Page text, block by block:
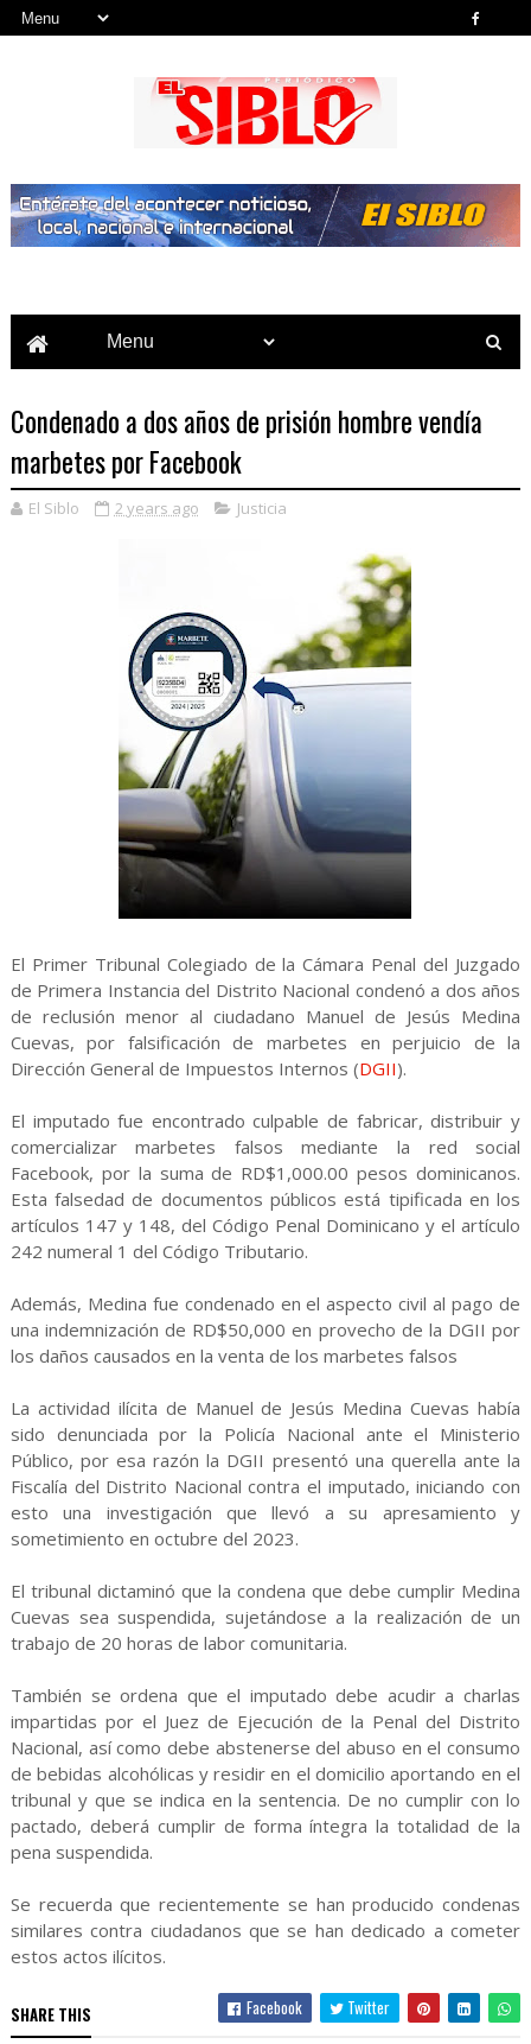
Condenado a dos años de prisión hombre vendía
marbetes por Facebook
El Siblo 2 years ago Justicia
El Primer Tribunal Colegiado de la Cámara Penal del Juzgado
de Primera Instancia del Distrito Nacional condenó a dos años
de reclusión menor al ciudadano Manuel de Jesús Medina
Cuevas, por falsificación de marbetes en perjuicio de la
Dirección General de Impuestos Internos (DGII).
El imputado fue encontrado culpable de fabricar, distribuir y
comercializar marbetes falsos mediante la red social
Facebook, por la suma de RD$1,000.00 pesos dominicanos.
Esta falsedad de documentos públicos está tipificada en los
artículos 147 y 148, del Código Penal Dominicano y el artículo
242 numeral 1 del Código Tributario.
Además, Medina fue condenado en el aspecto civil al pago de
una indemnización de RD$50,000 en provecho de la DGII por
los daños causados en la venta de los marbetes falsos
La actividad ilícita de Manuel de Jesús Medina Cuevas había
sido denunciada por la Policía Nacional ante el Ministerio
Público, por esa razón la DGII presentó una querella ante la
Fiscalía del Distrito Nacional contra el imputado, iniciando con
esto una investigación que llevó a su apresamiento y
sometimiento en octubre del 2023.
El tribunal dictaminó que la condena que debe cumplir Medina
Cuevas sea suspendida, sujetándose a la realización de un
trabajo de 20 horas de labor comunitaria.
También se ordena que el imputado debe acudir a charlas
impartidas por el Juez de Ejecución de la Penal del Distrito
Nacional, así como debe abstenerse del abuso en el consumo
de bebidas alcohólicas y residir en el domicilio aportando en el
tribunal y que se indica en la sentencia. De no cumplir con lo
pactado, deberá cumplir de forma íntegra la totalidad de la
pena suspendida.
Se recuerda que recientemente se han producido condenas
similares contra ciudadanos que se han dedicado a cometer
estos actos ilícitos.
SHARE THIS Facebook Twitter